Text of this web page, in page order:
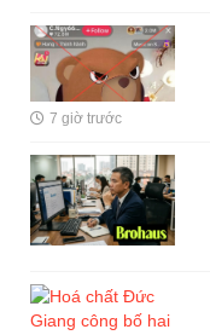
7 giờ trước